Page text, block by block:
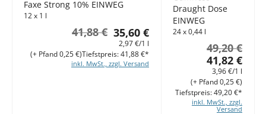
Faxe Strong 10% EINWEG
12 x 1 l
35,60 €
41,88 €
2,97 €/1 l
inkl. MwSt., zzgl. Versand
(+ Pfand 0,25 €)Tiefstpreis: 41,88 €*
Draught Dose
EINWEG
24 x 0,44 l
41,82 €
49,20 €
3,96 €/1 l
inkl. MwSt., zzgl.
Versand
(+ Pfand 0,25 €)
Tiefstpreis: 49,20 €*